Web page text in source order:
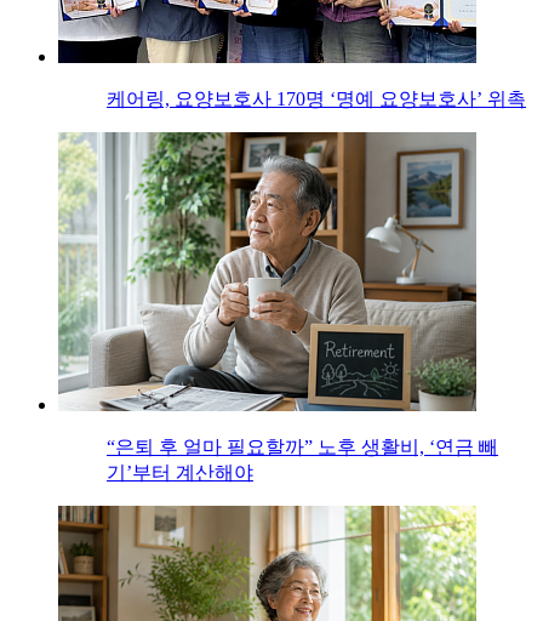
케어링, 요양보호사 170명 ‘명예 요양보호사’ 위촉
“은퇴 후 얼마 필요할까” 노후 생활비, ‘연금 빼
기’부터 계산해야